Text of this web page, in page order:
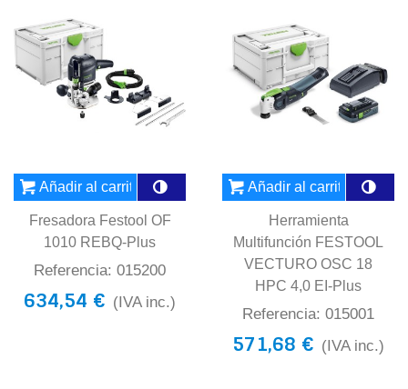
Añadir al carrito
Fresadora Festool OF
1010 REBQ-Plus
Referencia: 015200
634,54 € (IVA inc.)
Añadir al carrito
Herramienta
Multifunción FESTOOL
VECTURO OSC 18
HPC 4,0 EI-Plus
Referencia: 015001
571,68 € (IVA inc.)